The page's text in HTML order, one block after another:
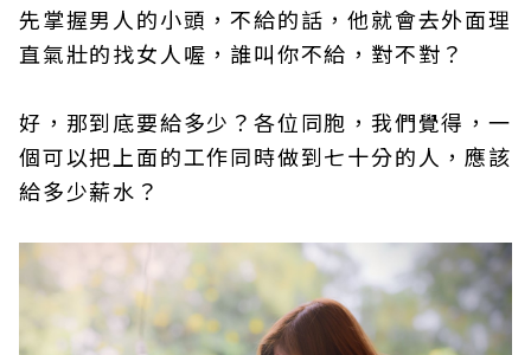
先掌握男人的小頭，不給的話，他就會去外面理
直氣壯的找女人喔，誰叫你不給，對不對？
好，那到底要給多少？各位同胞，我們覺得，一
個可以把上面的工作同時做到七十分的人，應該
給多少薪水？